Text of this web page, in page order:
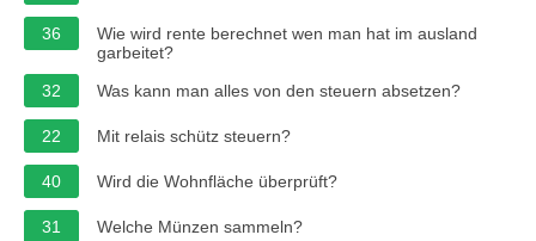
36
Wie wird rente berechnet wen man hat im ausland
garbeitet?
32
Was kann man alles von den steuern absetzen?
22 Mit relais schütz steuern?
40 Wird die Wohnfläche überprüft?
31 Welche Münzen sammeln?